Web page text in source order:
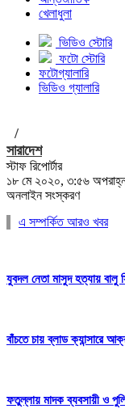
খেলাধুলা
ভিডিও স্টোরি
ফটো স্টোরি
ফটোগ্যালারি
ভিডিও গ্যালারি
/
সারাদেশ
স্টাফ রিপোর্টার
১৮ মে ২০২০, ৩:৫৬
অনলাইন সংস্করণ
এ সম্পর্কিত আরও খবর
যুবদল নেতা মাসুদ হত্যায় বালু
বাঁচতে চায় ব্লাড ক্যান্সারে
ফতুল্লায় মাদক ব্যবসায়ী ও